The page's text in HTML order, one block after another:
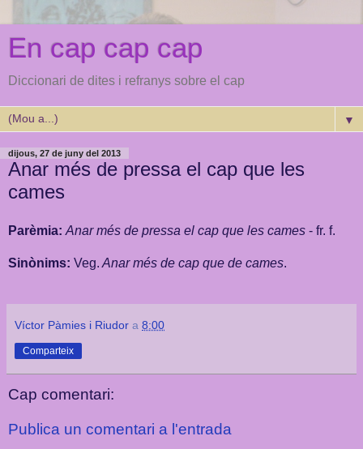
En cap cap cap
Diccionari de dites i refranys sobre el cap
▼
dijous, 27 de juny del 2013
Anar més de pressa el cap que les
cames
Parèmia: Anar més de pressa el cap que les cames - fr. f.
Sinònims: Veg. Anar més de cap que de cames.
Víctor Pàmies i Riudor a 8:00
Comparteix
Cap comentari:
Publica un comentari a l'entrada